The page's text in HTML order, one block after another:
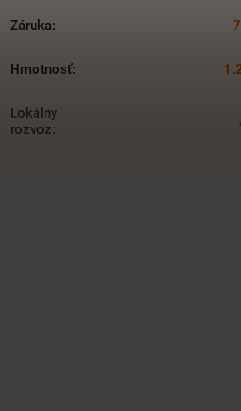
Záruka:
Hmotnosť:
Lokálny
rozvoz: